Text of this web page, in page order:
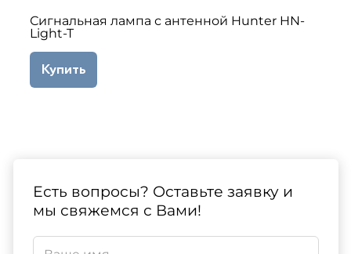
Сигнальная лампа с антенной Hunter HN-
Light-T
Купить
Есть вопросы? Оставьте заявку и
мы свяжемся с Вами!